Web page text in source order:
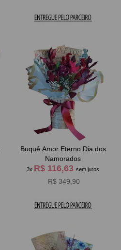
Buquê Amor Eterno Dia dos
Namorados
3x R$ 116,63sem juros
R$ 349,90